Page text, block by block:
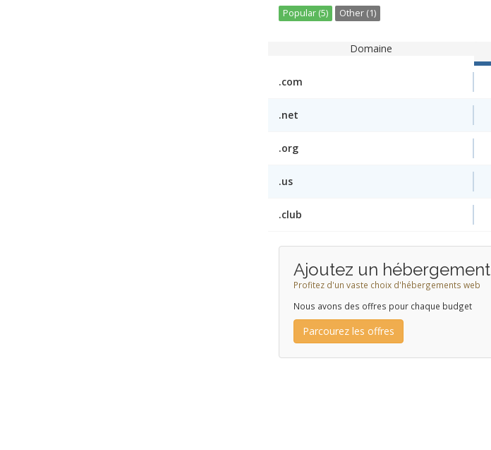
Popular (5) Other (1)
Domaine
.com
.net
.org
.us
.club
Ajoutez un hébergement
Profitez d'un vaste choix d'hébergements web
Nous avons des offres pour chaque budget
Parcourez les offres